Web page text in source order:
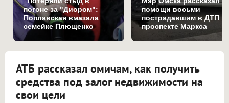
погоне за "Диором":
Поплавская вмазала
семейке Плющенко
помощи восьми
пострадавшим в ДТП
проспекте Маркса
АТБ рассказал омичам, как получить
средства под залог недвижимости на
свои цели